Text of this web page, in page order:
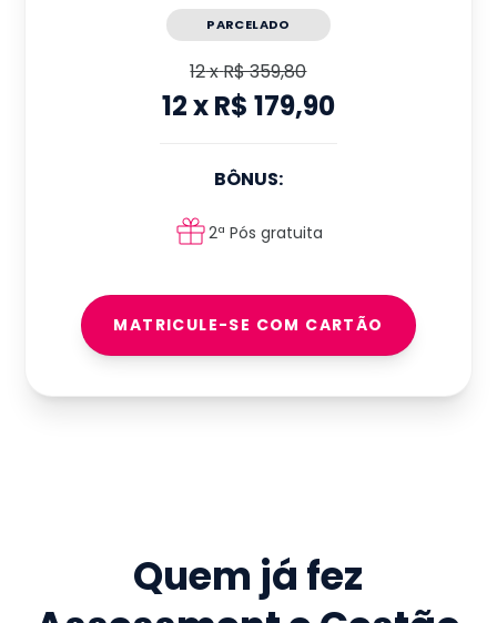
PARCELADO
12xR$ 359,80
12xR$ 179,90
BÔNUS:
2ª Pós gratuita
MATRICULE-SE COM CARTÃO
Quem já fez